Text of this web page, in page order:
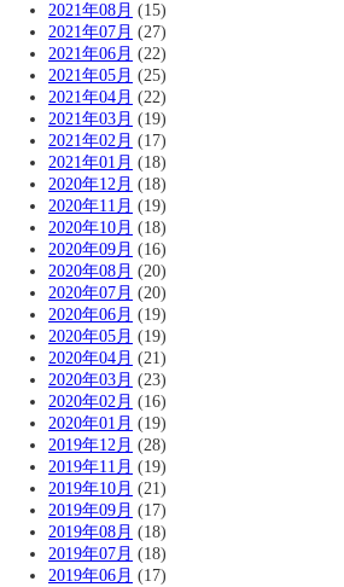
2021年08月 (15)
2021年07月 (27)
2021年06月 (22)
2021年05月 (25)
2021年04月 (22)
2021年03月 (19)
2021年02月 (17)
2021年01月 (18)
2020年12月 (18)
2020年11月 (19)
2020年10月 (18)
2020年09月 (16)
2020年08月 (20)
2020年07月 (20)
2020年06月 (19)
2020年05月 (19)
2020年04月 (21)
2020年03月 (23)
2020年02月 (16)
2020年01月 (19)
2019年12月 (28)
2019年11月 (19)
2019年10月 (21)
2019年09月 (17)
2019年08月 (18)
2019年07月 (18)
2019年06月 (17)